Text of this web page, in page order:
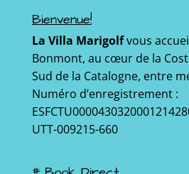
Bienvenue!
La Villa Marigolfvous
Bonmont, au cœur de la
Sud de la Catalogne, entre
Numéro d’enregistrement :
UTT-009215-660